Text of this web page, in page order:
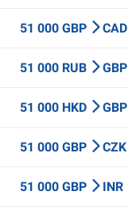
51 000 GBP CAD
51 000 RUB GBP
51 000 HKD GBP
51 000 GBP CZK
51 000 GBP INR